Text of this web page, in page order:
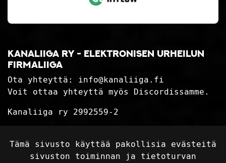
Tämä sivusto käyttää pakollisia evästeitä
sivuston toiminnan ja tietoturvan
Kanaliiga ry - elektronisen urheilun
firmaliiga
Ota yhteyttä: info@kanaliiga.fi
Voit ottaa yhteyttä myös Discordissamme.
Kanaliiga ry 2992559-2
Toimitusehdot